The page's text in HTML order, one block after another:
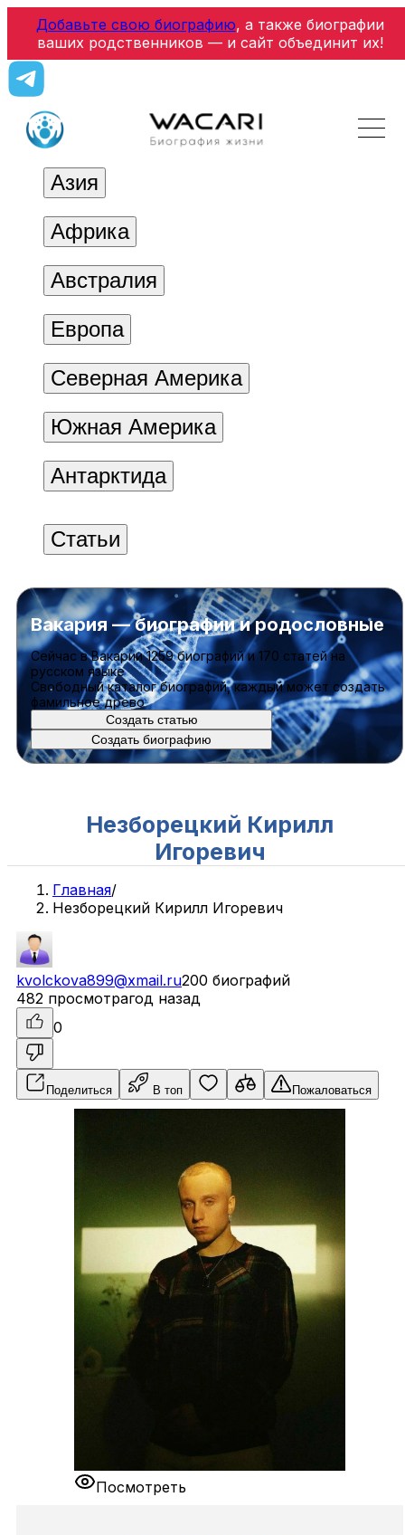
Добавьте свою биографию, а также биографии
ваших родственников — и сайт объединит их!
Азия
Африка
Австралия
Европа
Северная Америка
Южная Америка
Антарктида
Статьи
Вакария — биографии и родословные
Cейчас в Вакарии1259 биографийи170 статейна
русском языке
Свободный каталог биографий, каждый может создать
фамильное древо
Создать статью
Создать биографию
Незборецкий Кирилл
Игоревич
Главная/
Незборецкий Кирилл Игоревич
kvolckova899@xmail.ru200 биографий
482 просмотрагод назад
0
Поделиться В топ Пожаловаться
Посмотреть